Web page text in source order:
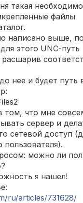
такая
файлы
написано выше,
этого UNC-путь
расшарив
нее и будет путь
том, что мне
сервер и
сетевой доступ
пользователя).
можно ли
я нашел!
ru/articles/731628/